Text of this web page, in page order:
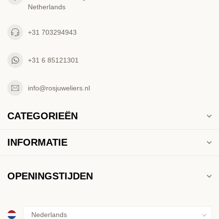
Netherlands
+31 703294943
+31 6 85121301
info@rosjuweliers.nl
CATEGORIEËN
INFORMATIE
OPENINGSTIJDEN